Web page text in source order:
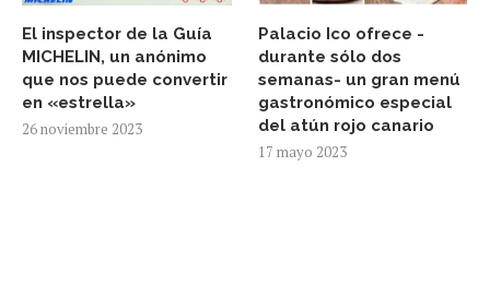
El inspector de la Guía
MICHELIN, un anónimo
que nos puede convertir
en «estrella»
26 noviembre 2023
Palacio Ico ofrece -
durante sólo dos
semanas- un gran menú
gastronómico especial
del atún rojo canario
17 mayo 2023